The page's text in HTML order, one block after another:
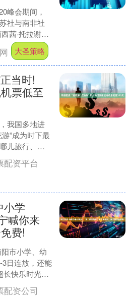
峰会期间，
社与南非社
茜·托拉谢签
展和改革委
大圣策略
当时!
票低至
我国多地进
”成为时下最
儿旅行、飞
3月以来，“踏
配资平台
小学
喊你来
费!
市小学、幼
3日连放，还能
长快乐时光！
贝们，下面
配资公司